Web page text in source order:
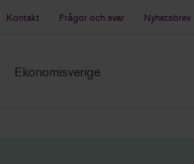
Kontakt Frågor och svar Nyhetsbrev
Ekonomisverige